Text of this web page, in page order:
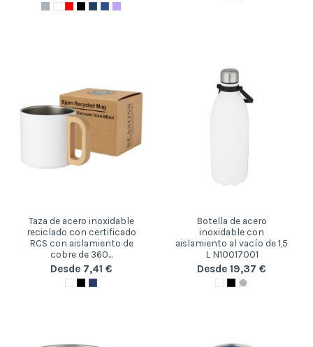
Taza de acero inoxidable
reciclado con certificado
RCS con aislamiento de
cobre de 360...
Desde 7,41 €
Botella de acero
inoxidable con
aislamiento al vacío de 1,5
L N10017001
Desde 19,37 €